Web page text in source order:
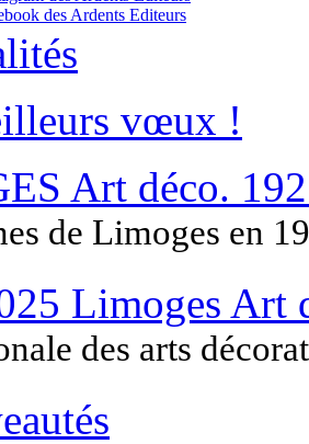
vœux !
Art déco.
de Limoges en
Limoges Art
des arts